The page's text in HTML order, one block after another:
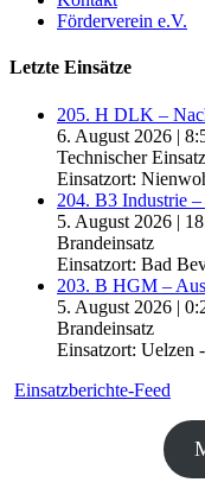
Förderverein e.V.
Letzte Einsätze
205. H DLK –
6. August 2026 |
Technischer Einsatz
Einsatzort:
204. B3 Industrie
5. August 2026 |
Brandeinsatz
Einsatzort: Bad
203. B HGM –
5. August 2026 |
Brandeinsatz
Einsatzort: Uelzen
Einsatzberichte-Feed